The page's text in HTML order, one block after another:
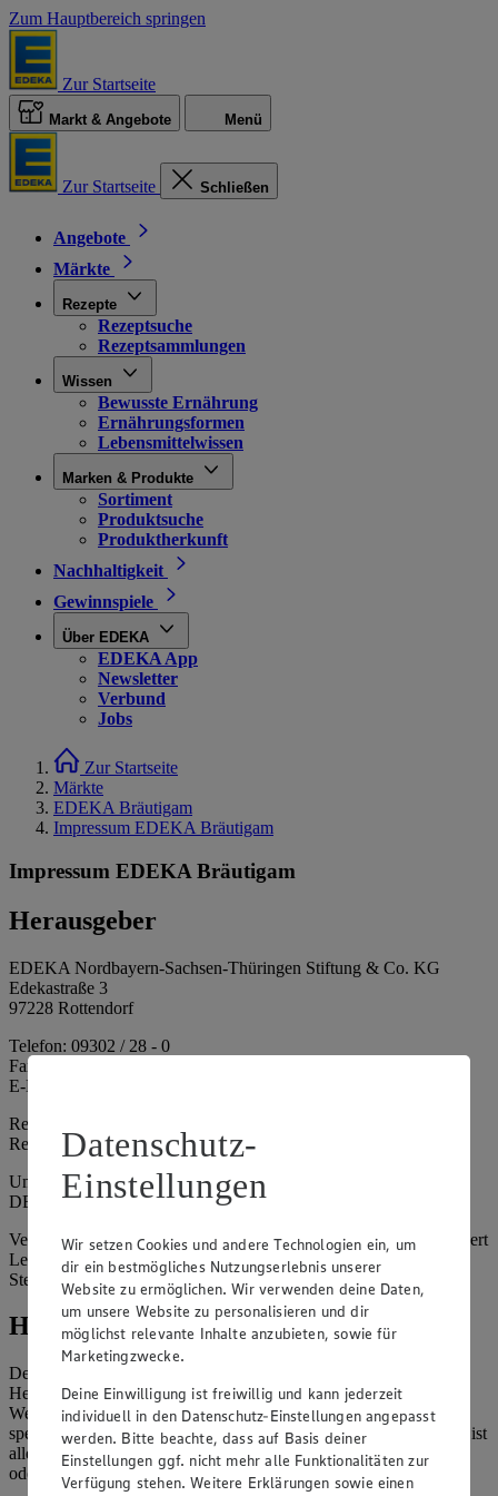
Zum Hauptbereich springen
Zur Startseite
Markt & Angebote Menü
Zur Startseite Schließen
Angebote
Märkte
Rezepte
Rezeptsuche
Rezeptsammlungen
Wissen
Bewusste Ernährung
Ernährungsformen
Lebensmittelwissen
Marken & Produkte
Sortiment
Produktsuche
Produktherkunft
Nachhaltigkeit
Gewinnspiele
Über EDEKA
EDEKA App
Newsletter
Verbund
Jobs
Zur Startseite
Märkte
EDEKA Bräutigam
Impressum EDEKA Bräutigam
Impressum EDEKA Bräutigam
Herausgeber
EDEKA Nordbayern-Sachsen-Thüringen Stiftung & Co. KG
Edekastraße 3
97228 Rottendorf
Telefon: 09302 / 28 - 0
Fax: 09302 / 28 - 214
E-Mail: info@edeka.de
Registergericht: Amtsgericht Würzburg
Registernummer: HRA 6164
Umsatzsteuer-Identifikationsnummer gem. § 27a UStG:
DE261968694
Vertretungsberechtigte: Sebastian Kohrmann (Geschäftsführer), Gert
Lehmann (Geschäftsführer), Christian Remy (Geschäftsführer),
Stefan Legat (Vorstandsvorsitzender)
Hinweise
Der Inhalt dieser Website ist urheberrechtlich geschützt. Der
Herausgeber gewährt Ihnen jedoch das Recht, den auf dieser
Website bereitgestellten Text ganz oder ausschnittsweise zu
speichern und zu vervielfältigen. Aus Gründen des Urheberrechts ist
allerdings die Speicherung und Vervielfältigung von Bildmaterial
oder Grafiken aus dieser Website nicht gestattet.
Datenschutz-
Einstellungen
Wir setzen Cookies und andere Technologien ein, um
dir ein bestmögliches Nutzungserlebnis unserer
Website zu ermöglichen. Wir verwenden deine Daten,
um unsere Website zu personalisieren und dir
möglichst relevante Inhalte anzubieten, sowie für
Marketingzwecke.
Deine Einwilligung ist freiwillig und kann jederzeit
individuell in den Datenschutz-Einstellungen angepasst
werden. Bitte beachte, dass auf Basis deiner
Einstellungen ggf. nicht mehr alle Funktionalitäten zur
Verfügung stehen. Weitere Erklärungen sowie einen